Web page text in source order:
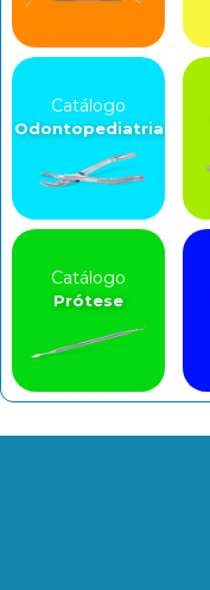
Catálogo
Odontopediatria
Catálogo
Prótese